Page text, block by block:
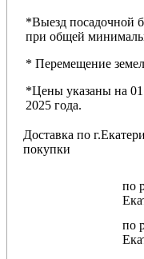
*Выезд посадочной
при общей
* Перемещение
*Цены указаны на
2025 года.
Доставка по
покупки
по
по